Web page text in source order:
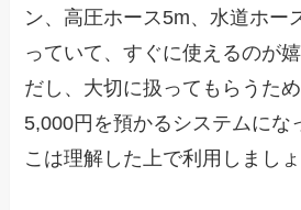
ン、高圧ホース5m、水道ホー
っていて、すぐに使えるのが
だし、大切に扱ってもらうた
5,000円を預かるシステムにな
こは理解した上で利用しましょ